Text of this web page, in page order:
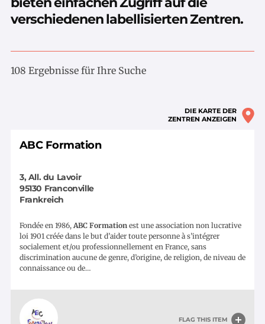
verschiedenen labellisierten Zentren.
108 Ergebnisse für Ihre Suche
DIE KARTE DER
ZENTREN ANZEIGEN
FLAG THIS ITEM
ABC Formation
3, All. du Lavoir
95130 Franconville
Frankreich
Fondée en 1986, ABC Formationest une association non lucrative
loi 1901 créée dans le but d’aider toute personne à s’intégrer
socialement et/ou professionnellement en France, sans
discrimination aucune de genre, d’origine, de religion, de niveau de
connaissance ou de…